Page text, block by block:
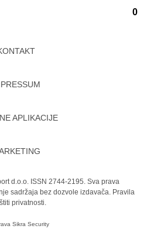
0
APLIKACIJE
d.o.o. ISSN 2744-2195. Sva prava
sadržaja bez dozvole izdavača. Pravila
privatnosti.
Sikra Security